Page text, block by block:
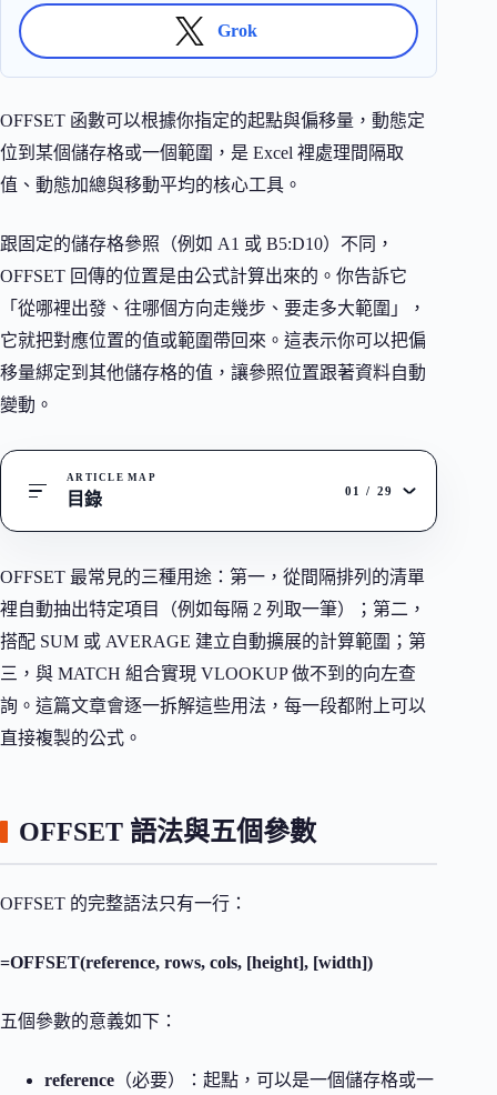
Grok
OFFSET 函數可以根據你指定的起點與偏移量，動態定
位到某個儲存格或一個範圍，是 Excel 裡處理間隔取
值、動態加總與移動平均的核心工具。
跟固定的儲存格參照（例如 A1 或 B5:D10）不同，
OFFSET 回傳的位置是由公式計算出來的。你告訴它
「從哪裡出發、往哪個方向走幾步、要走多大範圍」，
它就把對應位置的值或範圍帶回來。這表示你可以把偏
移量綁定到其他儲存格的值，讓參照位置跟著資料自動
變動。
ARTICLE MAP
目錄 01 / 29
OFFSET 最常見的三種用途：第一，從間隔排列的清單
裡自動抽出特定項目（例如每隔 2 列取一筆）；第二，
搭配 SUM 或 AVERAGE 建立自動擴展的計算範圍；第
三，與 MATCH 組合實現 VLOOKUP 做不到的向左查
詢。這篇文章會逐一拆解這些用法，每一段都附上可以
直接複製的公式。
OFFSET 語法與五個參數
OFFSET 的完整語法只有一行：
=OFFSET(reference, rows, cols, [height], [width])
五個參數的意義如下：
reference （必要）：起點，可以是一個儲存格或一